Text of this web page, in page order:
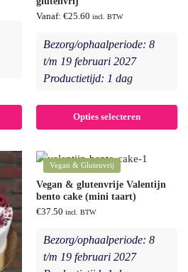
Vanaf: €25.60 incl. BTW
Bezorg/ophaalperiode: 8
t/m 19 februari 2027
Productietijd: 1 dag
Opties selecteren
Vegan & Glutenvrij
Vegan & glutenvrije Valentijn
bento cake (mini taart)
€37.50 incl. BTW
Bezorg/ophaalperiode: 8
t/m 19 februari 2027